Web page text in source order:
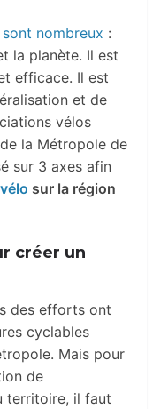
sont nombreux :
la planète. Il est
efficace. Il est
et de
vélos
la Métropole de
sur 3 axes afin
sur la région
créer un
des efforts ont
cyclables
Mais pour
de
territoire, il faut